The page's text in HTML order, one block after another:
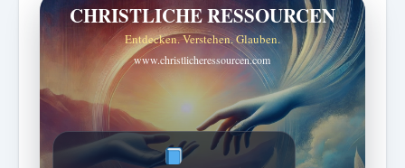
CHRISTLICHE RESSOURCEN
Entdecken. Verstehen. Glauben.
www.christlicheressourcen.com